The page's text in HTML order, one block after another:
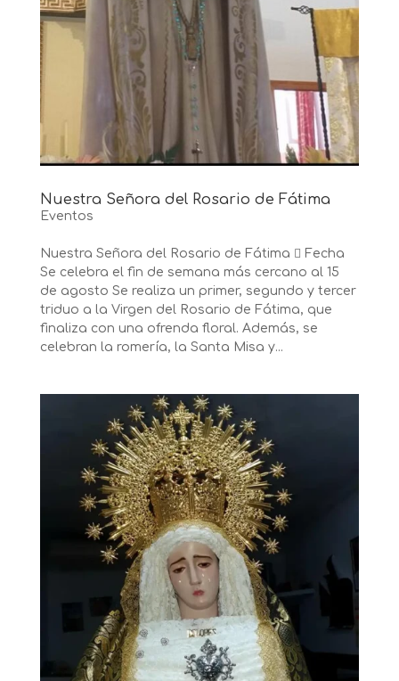
Nuestra Señora del Rosario de Fátima
Eventos
Nuestra Señora del Rosario de Fátima  Fecha
Se celebra el fin de semana más cercano al 15
de agosto Se realiza un primer, segundo y tercer
triduo a la Virgen del Rosario de Fátima, que
finaliza con una ofrenda floral. Además, se
celebran la romería, la Santa Misa y...